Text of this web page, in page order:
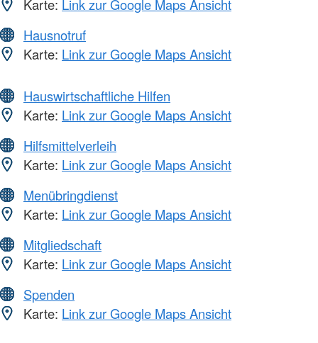
Karte: Link zur Google Maps Ansicht
Hausnotruf
Karte: Link zur Google Maps Ansicht
Hauswirtschaftliche Hilfen
Karte: Link zur Google Maps Ansicht
Hilfsmittelverleih
Karte: Link zur Google Maps Ansicht
Menübringdienst
Karte: Link zur Google Maps Ansicht
Mitgliedschaft
Karte: Link zur Google Maps Ansicht
Spenden
Karte: Link zur Google Maps Ansicht